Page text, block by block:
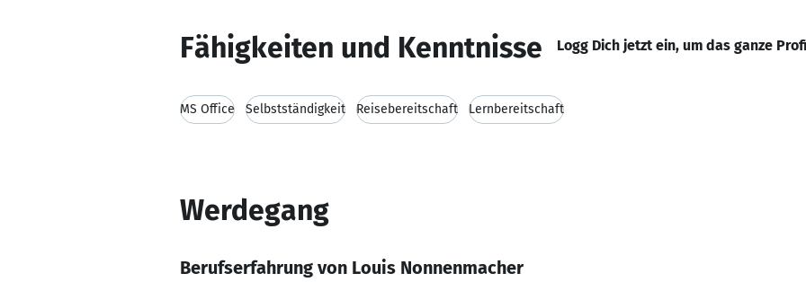
Fähigkeiten und Kenntnisse Logg Dich jetzt ein, um das ganze
MS Office Selbstständigkeit Reisebereitschaft Lernbereitschaft
Werdegang
Berufserfahrung von Louis Nonnenmacher